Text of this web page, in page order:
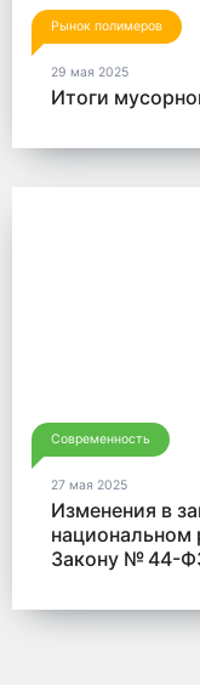
Рынок полимеров
29 мая 2025
Итоги
Современность
27 мая 2025
Изменения в
национальном
Закону № 44-